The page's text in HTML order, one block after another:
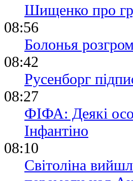
Шищенко про
08:56
Болонья
08:42
Русенборг
08:27
ФІФА: Деякі
Інфантіно
08:10
Світоліна